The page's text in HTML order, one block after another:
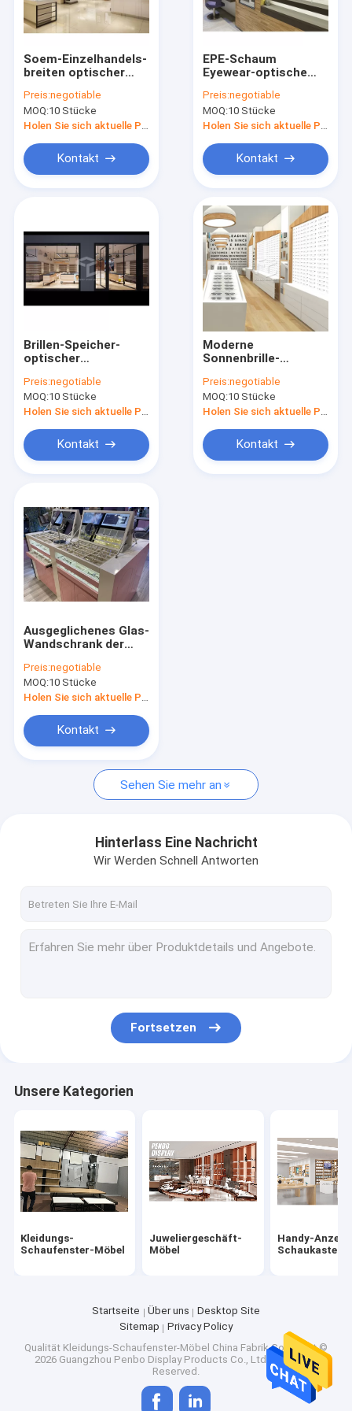
Fabrik-Ausflug
Fordern Sie ein Zitat
Kleidungs-Schaufenster-Möbel
Handy-Anzeigen-Schaukasten
Optische Schaufenster-Kabinette
Uhr Schaukasten anzeigen
Schuh-Präsentationsständer
Taschen-Anzeigen-Regal
Rauch-Geschäfts-Möbel
Perücken-Einkommen
WeinVerkaufsmöbel
Museums-Anzeigenschaukasten
Soem-Einzelhandels-
breiten optischer
Ausstellungsstand
20mm starken MDF
aus
Preis:negotiable
MOQ:10 Stücke
Holen Sie sich aktuelle Preis
Kontakt
EPE-Schaum
Eyewear-optische
Kabinette 16mm
freies stehendes
Gestell MDF
Preis:negotiable
MOQ:10 Stücke
Holen Sie sich aktuelle Preis
Kontakt
Brillen-Speicher-
optischer
Kabinette 3mm T5
LED starker MDF
Preis:negotiable
MOQ:10 Stücke
Holen Sie sich aktuelle Preis
Kontakt
Moderne
Sonnenbrille-
Schaufenster-
Kabinette ODM-
Melamin-Brett
Preis:negotiable
MOQ:10 Stücke
Holen Sie sich aktuelle Preis
Kontakt
Ausgeglichenes Glas-
Wandschrank der
Brillen-Speicher-
Kabinett-8mm
Preis:negotiable
MOQ:10 Stücke
Holen Sie sich aktuelle Preis
Kontakt
Sehen Sie mehr an
Hinterlass Eine Nachricht
Wir Werden Schnell Antworten
Fortsetzen
Unsere Kategorien
Kleidungs-
Schaufenster-Möbel
Juweliergeschäft-
Möbel
Handy-
Schaukasten
Startseite Über uns
Desktop Site
Sitemap
Privacy Policy
Qualität Kleidungs-Schaufenster-Möbel China Fabrik.Copyright ©
2026 Guangzhou Penbo Display Products Co., Ltd.. All Rights
Reserved.